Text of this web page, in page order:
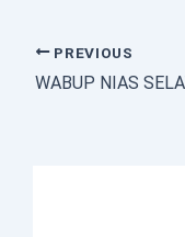
PREVIOUS